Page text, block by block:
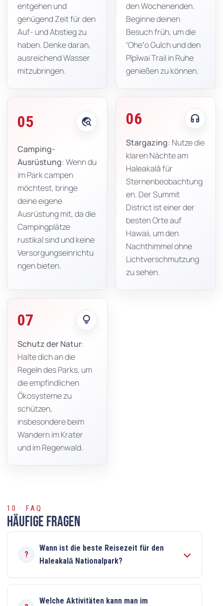
entgehen und
genügend Zeit für den
Auf- und Abstieg zu
haben. Denke daran,
ausreichend Wasser
mitzubringen.
den Wochenenden.
Beginne deinen
Besuch früh, um die
ʻOheʻo Gulch und den
Pīpīwai Trail in Ruhe
genießen zu können.
05 travel_explore
Camping-
Ausrüstung: Wenn du
im Park campen
möchtest, bringe
deine eigene
Ausrüstung mit, da die
Campingplätze
rustikal sind und keine
Versorgungseinrichtu
ngen bieten.
06 headphones
Stargazing: Nutze die
klaren Nächte am
Haleakalā für
Sternenbeobachtung
en. Der Summit
District ist einer der
besten Orte auf
Hawaii, um den
Nachthimmel ohne
Lichtverschmutzung
zu sehen.
07 lightbulb
Schutz der Natur:
Halte dich an die
Regeln des Parks, um
die empfindlichen
Ökosysteme zu
schützen,
insbesondere beim
Wandern im Krater
und im Regenwald.
10 · FAQ
Häufige Fragen
Wann ist die beste Reisezeit für den
Haleakalā Nationalpark?
Welche Aktivitäten kann man im